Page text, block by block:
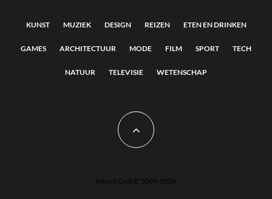
KUNST MUZIEK DESIGN REIZEN ETEN EN DRINKEN
GAMES ARCHITECTUUR MODE FILM SPORT TECH
NATUUR TELEVISIE WETENSCHAP
MIxed Grill © 2009-2026